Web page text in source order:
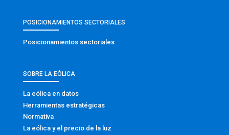
POSICIONAMIENTOS SECTORIALES
Posicionamientos sectoriales
SOBRE LA EÓLICA
La eólica en datos
Herramientas estratégicas
Normativa
La eólica y el precio de la luz